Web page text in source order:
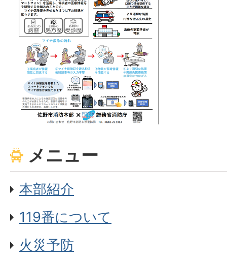
メニュー
本部紹介
119番について
火災予防